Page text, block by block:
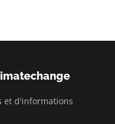
et d'informations